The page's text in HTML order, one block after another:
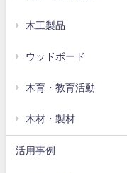
木工製品
ウッドボード
木育・教育活動
木材・製材
活用事例